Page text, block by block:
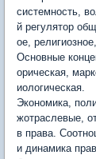
системность,
й регулятор
ое,
Основные
орическая,
иологическая.
Экономика,
жотраслевые,
в права.
и динамика